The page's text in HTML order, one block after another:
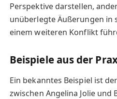
Perspektive darstellen,
unüberlegte Äußerungen in
einem weiteren Konflikt
Beispiele aus der
Ein bekanntes Beispiel ist
zwischen Angelina Jolie und